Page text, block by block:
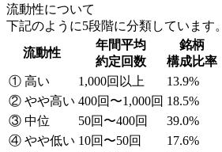
流動性について
下記のように5段階に分類しています。
流動性
年間平均
約定回数
銘柄
構成比率
① 高い
1,000回以上
13.9%
② やや高い 400回〜1,000回 18.5%
③ 中位
50回〜400回
39.0%
④ やや低い 10回〜50回
17.6%